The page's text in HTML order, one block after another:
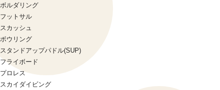
ボルダリング
フットサル
スカッシュ
ボウリング
スタンドアップパドル(SUP)
フライボード
プロレス
スカイダイビング